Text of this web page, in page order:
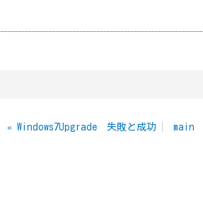
«Windows7Upgrade 失敗と成功 main